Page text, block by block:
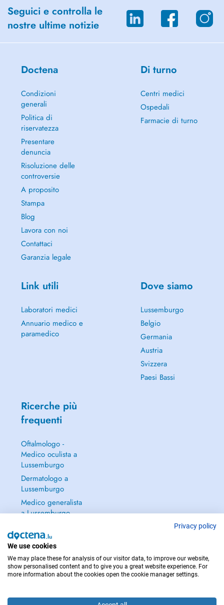
Seguici e controlla le
nostre ultime notizie
Doctena
Condizioni
generali
Politica di
riservatezza
Presentare
denuncia
Risoluzione delle
controversie
A proposito
Stampa
Blog
Lavora con noi
Contattaci
Garanzia legale
Di turno
Centri medici
Ospedali
Farmacie di turno
Link utili
Laboratori medici
Annuario medico e
paramedico
Dove siamo
Lussemburgo
Belgio
Germania
Austria
Svizzera
Paesi Bassi
Ricerche più
frequenti
Oftalmologo -
Medico oculista a
Lussemburgo
Dermatologo a
Lussemburgo
Medico generalista
a Lussemburgo
Lussemburgo
Continua a leggere
→
Privacy policy
We use cookies
We may place these for analysis of our visitor data, to improve our website,
show personalised content and to give you a great website experience. For
more information about the cookies open the cookie manager settings.